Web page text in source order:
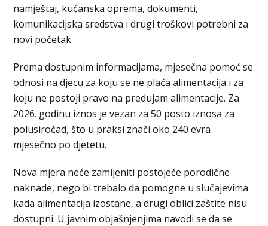
namještaj, kućanska oprema, dokumenti,
komunikacijska sredstva i drugi troškovi potrebni za
novi početak.
Prema dostupnim informacijama, mjesečna pomoć se
odnosi na djecu za koju se ne plaća alimentacija i za
koju ne postoji pravo na predujam alimentacije. Za
2026. godinu iznos je vezan za 50 posto iznosa za
polusiročad, što u praksi znači oko 240 evra
mjesečno po djetetu.
Nova mjera neće zamijeniti postojeće porodične
naknade, nego bi trebalo da pomogne u slučajevima
kada alimentacija izostane, a drugi oblici zaštite nisu
dostupni. U javnim objašnjenjima navodi se da se